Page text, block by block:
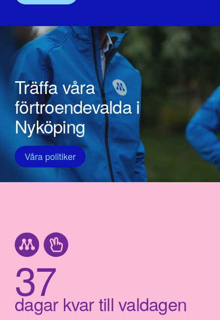
37
dagar kvar till valdagen
Träffa våra
förtroendevalda i
Nyköping
Våra politiker